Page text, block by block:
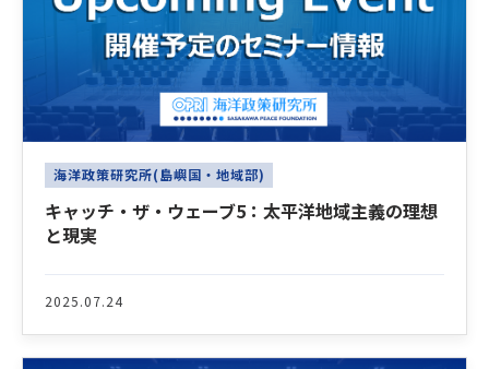
海洋政策研究所(島嶼国・地域部)
キャッチ・ザ・ウェーブ5：太平洋地域主義の理想
と現実
2025.07.24